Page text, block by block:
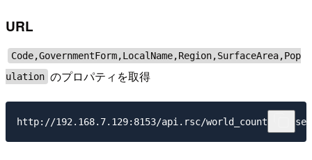
URL
Code,GovernmentForm,LocalName,Region,SurfaceArea,Pop
ulation のプロパティを取得